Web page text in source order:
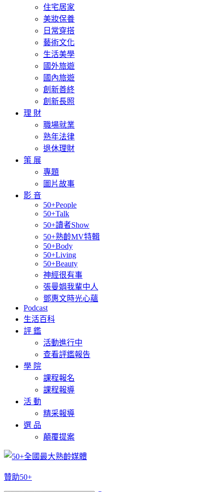
住宅居家
美妝保養
日常穿搭
藝術文化
生活美學
國外旅遊
國內旅遊
創新善終
創新長照
理 財
職場就業
熟年法律
退休理財
策 展
專題
圖片故事
影 音
50+People
50+Talk
50+讀者Show
50+熟齡MV特輯
50+Body
50+Living
50+Beauty
神經很有事
張曼娟我輩中人
鄧惠文時光心蘊
Podcast
生活百科
評 鑑
活動進行中
查看評鑑報告
學 院
課程報名
課程報導
活 動
精采報導
選 品
顛覆提案
贊助50+